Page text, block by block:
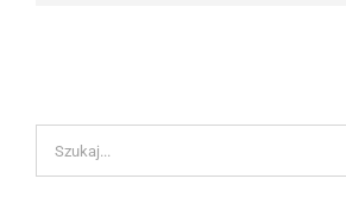
Szukaj